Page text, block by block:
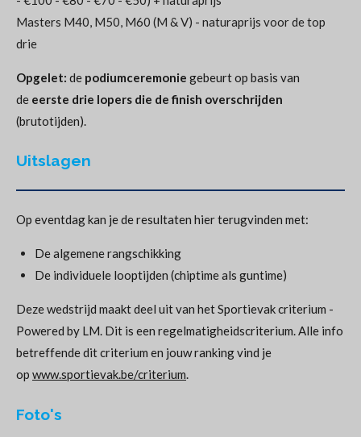
Masters M40, M50, M60 (M & V) - naturaprijs voor de top
drie
Opgelet: de podiumceremonie gebeurt op basis van
de eerste drie lopers die de finish overschrijden
(brutotijden).
Uitslagen
Op eventdag kan je de resultaten hier terugvinden met:
De algemene rangschikking
De individuele looptijden (chiptime als guntime)
Deze wedstrijd maakt deel uit van het Sportievak criterium -
Powered by LM. Dit is een regelmatigheidscriterium. Alle info
betreffende dit criterium en jouw ranking vind je
op www.sportievak.be/criterium.
Foto's